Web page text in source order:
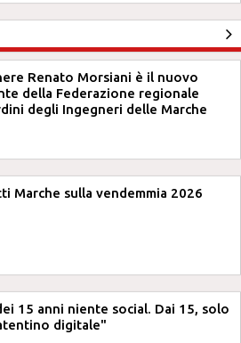
Renato Morsiani è il nuovo
della Federazione regionale
degli Ingegneri delle Marche
Marche sulla vendemmia 2026
15 anni niente social. Dai 15, solo
digitale"